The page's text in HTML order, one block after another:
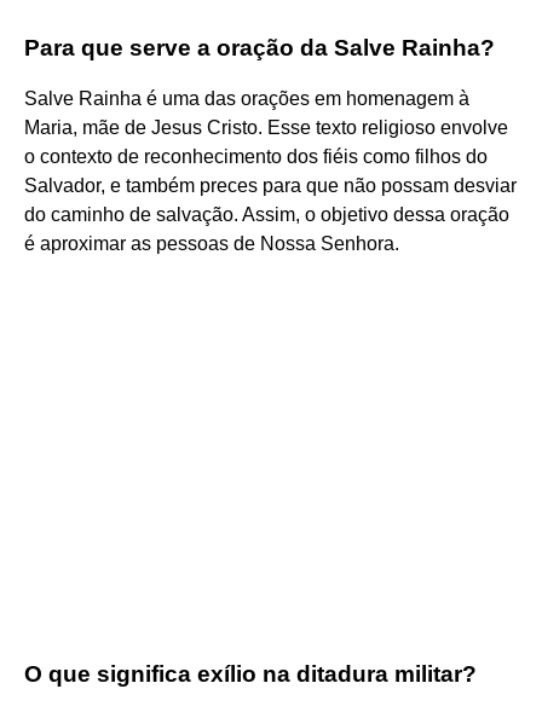
Para que serve a oração da Salve Rainha?
Salve Rainha é uma das orações em homenagem à
Maria, mãe de Jesus Cristo. Esse texto religioso envolve
o contexto de reconhecimento dos fiéis como filhos do
Salvador, e também preces para que não possam desviar
do caminho de salvação. Assim, o objetivo dessa oração
é aproximar as pessoas de Nossa Senhora.
O que significa exílio na ditadura militar?